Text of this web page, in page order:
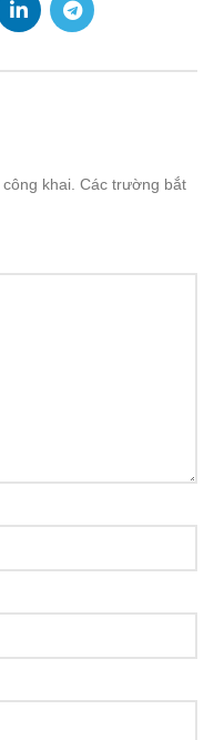
khai. Các trường bắt